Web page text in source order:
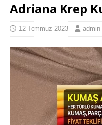
Adriana Krep
12 Temmuz 2023 admin